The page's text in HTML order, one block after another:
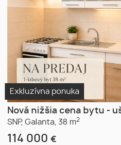
Exkluzívna ponuka
Nová nižšia cena bytu -
SNP, Galanta, 38 m2
114 000 €